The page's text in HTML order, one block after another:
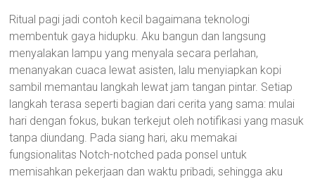
Ritual pagi jadi contoh kecil bagaimana teknologi
membentuk gaya hidupku. Aku bangun dan langsung
menyalakan lampu yang menyala secara perlahan,
menanyakan cuaca lewat asisten, lalu menyiapkan kopi
sambil memantau langkah lewat jam tangan pintar. Setiap
langkah terasa seperti bagian dari cerita yang sama: mulai
hari dengan fokus, bukan terkejut oleh notifikasi yang masuk
tanpa diundang. Pada siang hari, aku memakai
fungsionalitas Notch-notched pada ponsel untuk
memisahkan pekerjaan dan waktu pribadi, sehingga aku